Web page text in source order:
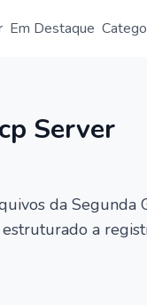
Em Destaque
Server
da
a